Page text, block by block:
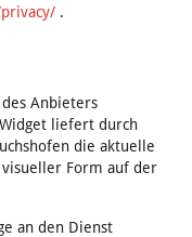
.
Anbieters
liefert durch
die aktuelle
Form auf der
an den Dienst